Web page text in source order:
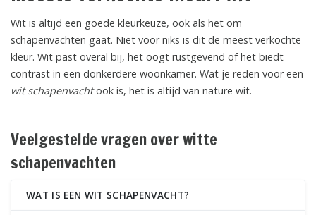
Wit is altijd een goede kleurkeuze, ook als het om
schapenvachten gaat. Niet voor niks is dit de meest verkochte
kleur. Wit past overal bij, het oogt rustgevend of het biedt
contrast in een donkerdere woonkamer. Wat je reden voor een
wit schapenvachtook is, het is altijd van nature wit.
Veelgestelde vragen over witte
schapenvachten
WAT IS EEN WIT SCHAPENVACHT?